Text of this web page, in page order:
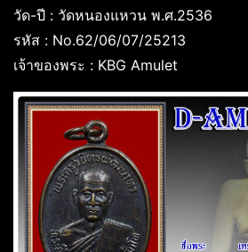
วัด-ปี : วัดหนองแหวน พ.ศ.2536
รหัส : No.62/06/07/25213
เจ้าของพระ : KBG Amulet